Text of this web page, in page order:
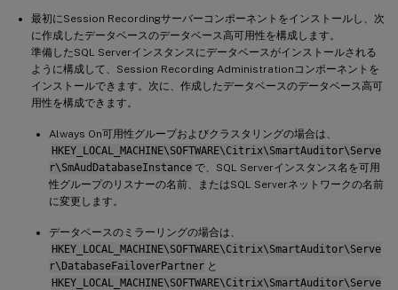
最初にSession Recordingサーバーコンポーネントをインストールし、次
に作成したデータベースのデータベース高可用性を構成します。
準備したSQL Serverインスタンスにデータベースがインストールされる
ように構成して、Session Recording Administrationコンポーネントを
インストールできます。次に、作成したデータベースのデータベース高可
用性を構成できます。
Always On可用性グループおよびクラスタリングの場合は、
HKEY_LOCAL_MACHINE\SOFTWARE\Citrix\SmartAuditor\Serve
r\SmAudDatabaseInstance で、SQL Serverインスタンス名を可用
性グループのリスナーの名前、またはSQL Serverネットワークの名前
に変更します。
データベースのミラーリングの場合は、
HKEY_LOCAL_MACHINE\SOFTWARE\Citrix\SmartAuditor\Serve
r\DatabaseFailoverPartner と
HKEY_LOCAL_MACHINE\SOFTWARE\Citrix\SmartAuditor\Serve